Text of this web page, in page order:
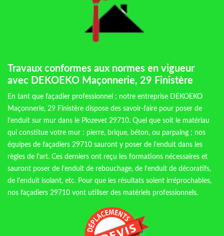
Travaux conformes aux normes en vigueur
avec DEKOEKO Maçonnerie, 29 Finistère
En tant que façadier professionnel ; notre entreprise DEKOEKO
Maçonnerie, 29 Finistère dispose des savoir-faire pour poser de
l’enduit sur mur dans le Plozevet 29710. Quel que soit le matériau
qui constitue votre mur : pierre, brique, béton, ou parpaing ; nos
équipes de façadiers 29710 sauront y poser de l’enduit dans les
règles de l’art. Ces derniers ont reçu les formations nécessaires et
sauront poser de l’enduit de rebouchage, de l’enduit de décoratifs,
de l’enduit isolant, etc. Pour que les résultats soient irréprochables,
nos façadiers 29710 vont utiliser des matériels professionnels.